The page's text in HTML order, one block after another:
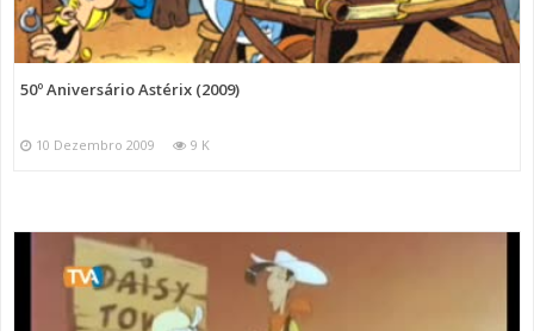
50º Aniversário Astérix (2009)
10 Dezembro 2009 9 K